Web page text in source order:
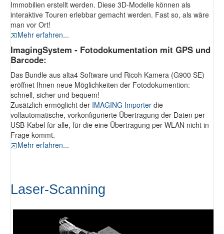
Immobilien erstellt werden. Diese 3D-Modelle können als
interaktive Touren erlebbar gemacht werden. Fast so, als wäre
man vor Ort!
Mehr erfahren...
ImagingSystem - Fotodokumentation mit GPS und
Barcode:
Das Bundle aus alta4 Software und Ricoh Kamera (G900 SE)
eröffnet Ihnen neue Möglichkeiten der Fotodokumention:
schnell, sicher und bequem!
Zusätzlich ermöglicht der IMAGING Importer die
vollautomatische, vorkonfigurierte Übertragung der Daten per
USB-Kabel für alle, für die eine Übertragung per WLAN nicht in
Frage kommt.
Mehr erfahren...
Laser-Scanning